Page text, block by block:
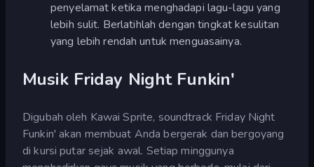
penyelamat ketika menghadapi lagu-lagu yang
lebih sulit. Berlatihlah dengan tingkat kesulitan
yang lebih rendah untuk menguasainya.
Musik Friday Night Funkin'
Digubah oleh Kawai Sprite, soundtrack Friday Night
Funkin' akan membuat Anda bergerak dan bergoyang
di kursi putar sejak awal. Setiap minggunya